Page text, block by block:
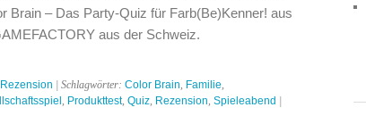
Brain – Das Party-Quiz für Farb(Be)Kenner! aus
aus der Schweiz.
Rezension | Schlagwörter: Color Brain, Familie,
, Produkttest, Quiz, Rezension, Spieleabend |